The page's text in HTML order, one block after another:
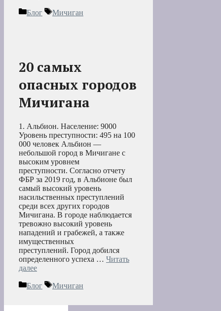
Рубрики
Блог Метки
Мичиган
20 самых
опасных городов
Мичигана
1. Альбион. Население: 9000
Уровень преступности: 495 на 100
000 человек Альбион —
небольшой город в Мичигане с
высоким уровнем
преступности. Согласно отчету
ФБР за 2019 год, в Альбионе был
самый высокий уровень
насильственных преступлений
среди всех других городов
Мичигана. В городе наблюдается
тревожно высокий уровень
нападений и грабежей, а также
имущественных
преступлений. Город добился
определенного успеха … Читать
далее
Рубрики
Блог Метки
Мичиган